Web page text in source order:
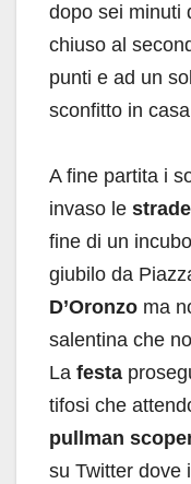
dopo sei minuti
chiuso al
punti e ad un
sconfitto in
A fine partita i
invaso le
fine di un
giubilo da
D’Oronzo ma
salentina che
La festa
tifosi che
pullman
su Twitter dove